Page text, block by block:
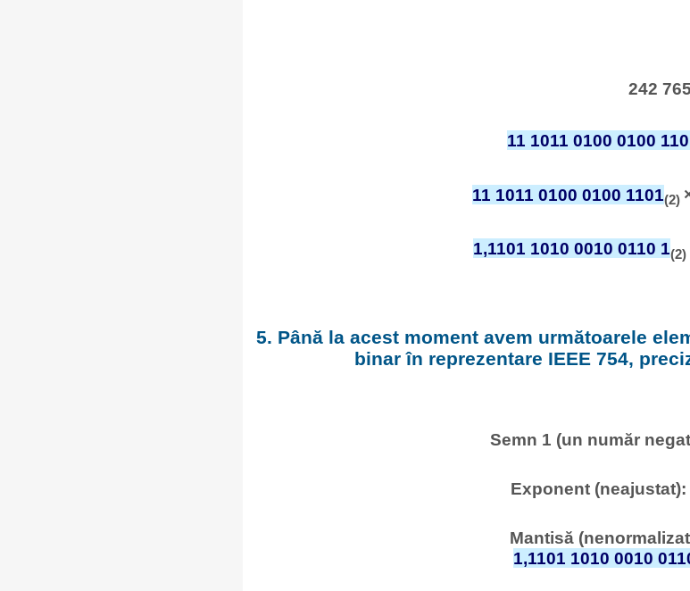
242 765
11 1011 0100 0100
11 1011 0100 0100 1101(2)
1,1101 1010 0010 0110 1(2)
5. Până la acest moment avem următoarele
binar în reprezentare IEEE 754,
Semn 1 (un număr
Exponent (neajustat):
Mantisă
1,1101 1010 0010